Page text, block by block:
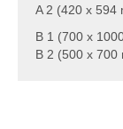
A 2 (420 x 594
B 1 (700 x
B 2 (500 x 700